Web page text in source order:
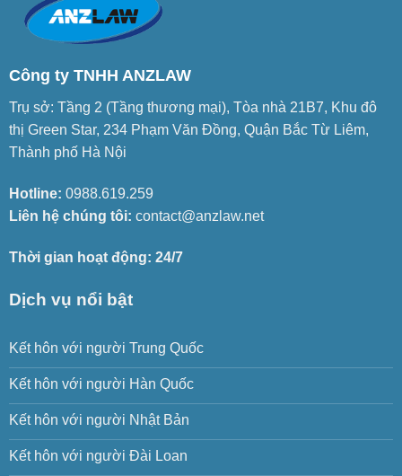
Công ty TNHH ANZLAW
Trụ sở: Tầng 2 (Tầng thương mại), Tòa nhà 21B7, Khu đô
thị Green Star, 234 Phạm Văn Đồng, Quận Bắc Từ Liêm,
Thành phố Hà Nội
Hotline: 0988.619.259
Liên hệ chúng tôi: contact@anzlaw.net
Thời gian hoạt động: 24/7
Dịch vụ nổi bật
Kết hôn với người Trung Quốc
Kết hôn với người Hàn Quốc
Kết hôn với người Nhật Bản
Kết hôn với người Đài Loan